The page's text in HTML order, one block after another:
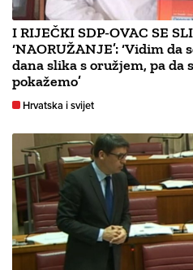
I RIJEČKI SDP-OVAC SE
‘NAORUŽANJE’: ‘Vidim
dana slika s oružjem, pa da
pokažemo’
Hrvatska i svijet